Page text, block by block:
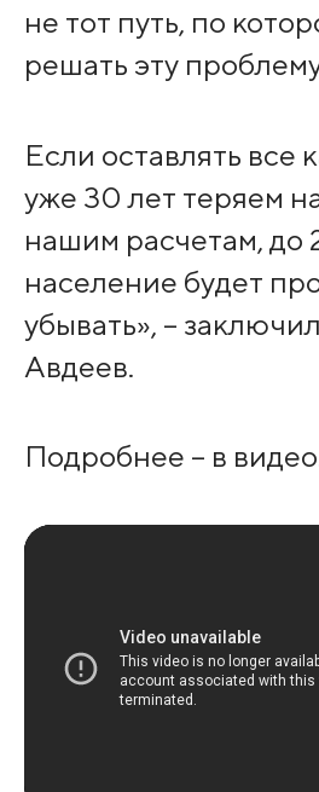
не тот путь, по
решать эту
Если оставлять все
уже 30 лет теряем
нашим расчетам, до
население будет
убывать», –
Авдеев.
Подробнее – в